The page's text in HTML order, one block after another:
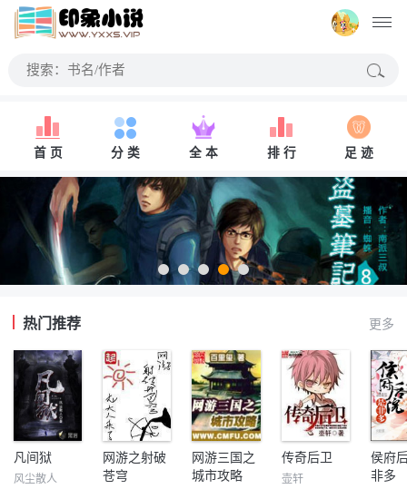
首 页 分 类 全 本 排 行 足 迹
热门推荐 更多
凡间狱
风尘散人
网游之射破
苍穹
网游三国之
城市攻略
传奇后卫
壶轩
侯府
非多